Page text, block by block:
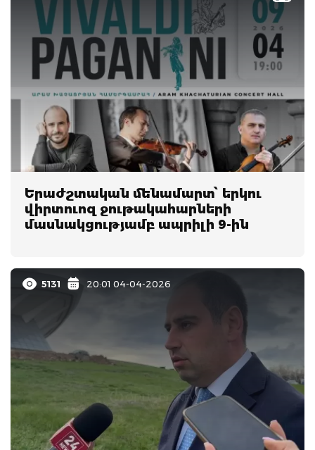
Երաժշտական մենամարտ՝ երկու
վիրտուոզ ջութակահարների
մասնակցությամբ ապրիլի 9-ին
5131 20:01 04-04-2026